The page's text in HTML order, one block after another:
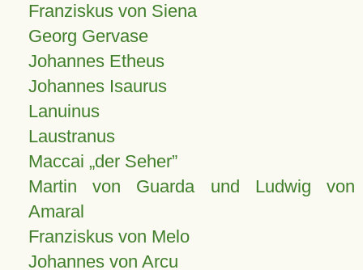
Franziskus von Siena
Georg Gervase
Johannes Etheus
Johannes Isaurus
Lanuinus
Laustranus
Maccai „der Seher”
Martin von Guarda und Ludwig von
Amaral
Franziskus von Melo
Johannes von Arcu